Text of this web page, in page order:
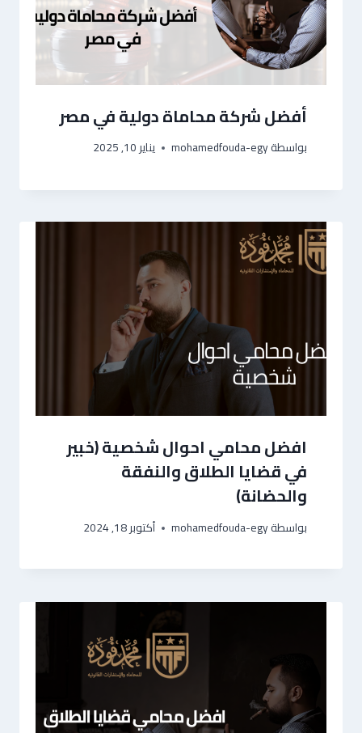
أفضل شركة محاماة دولية في مصر
بواسطةmohamedfouda-egy يناير 10, 2025
افضل محامي احوال شخصية (خبير
في قضايا الطلاق والنفقة
والحضانة)
بواسطةmohamedfouda-egy أكتوبر 18, 2024